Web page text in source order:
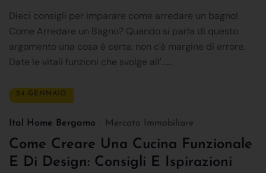
Dieci consigli per imparare come arredare un bagno!
Come Arredare un Bagno? Quando si parla di questo
argomento una cosa è certa: non c'è margine di errore.
Date le vitali funzioni che svolge all'......
24 GENNAIO
Ital Home Bergamo Mercato Immobiliare
Come Creare Una Cucina Funzionale
E Di Design: Consigli E Ispirazioni